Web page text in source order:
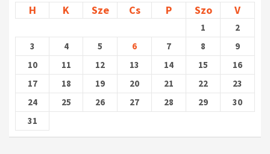
H K Sze Cs P Szo V
1
2
3
4 5 6 7 8
9
10
11 12 13 14 15
16
17
18 19 20 21 22
23
24
25 26 27 28 29
30
31